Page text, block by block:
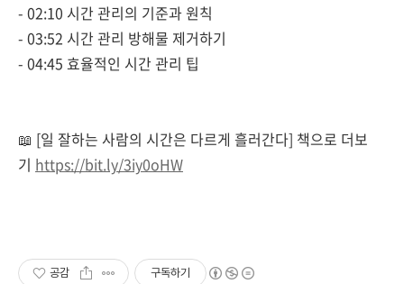
- 02:10 시간 관리의 기준과 원칙
- 03:52 시간 관리 방해물 제거하기
- 04:45 효율적인 시간 관리 팁
📖 [일 잘하는 사람의 시간은 다르게 흘러간다] 책으로 더보
기 https://bit.ly/3iy0oHW
공감 구독하기